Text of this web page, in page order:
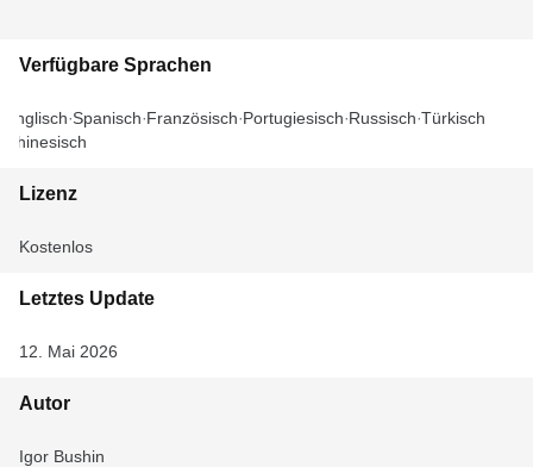
Verfügbare Sprachen
Englisch Spanisch Französisch Portugiesisch Russisch Türkisch
Chinesisch
Lizenz
Kostenlos
Letztes Update
12. Mai 2026
Autor
Igor Bushin